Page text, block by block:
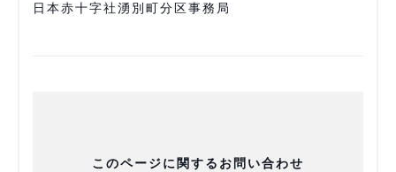
日本赤十字社湧別町分区事務局
このページに関するお問い合わせ